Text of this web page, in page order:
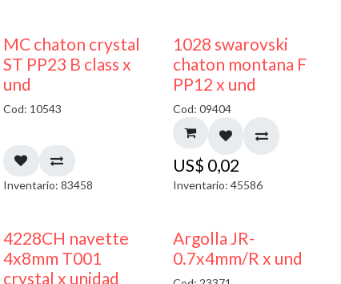
MC chaton crystal
ST PP23 B class x
und
Cod: 10543
Inventario: 83458
1028 swarovski
chaton montana F
PP12 x und
Cod: 09404
US$ 0,02
Inventario: 45586
4228CH navette
4x8mm T001
crystal x unidad
Argolla JR-
0.7x4mm/R x und